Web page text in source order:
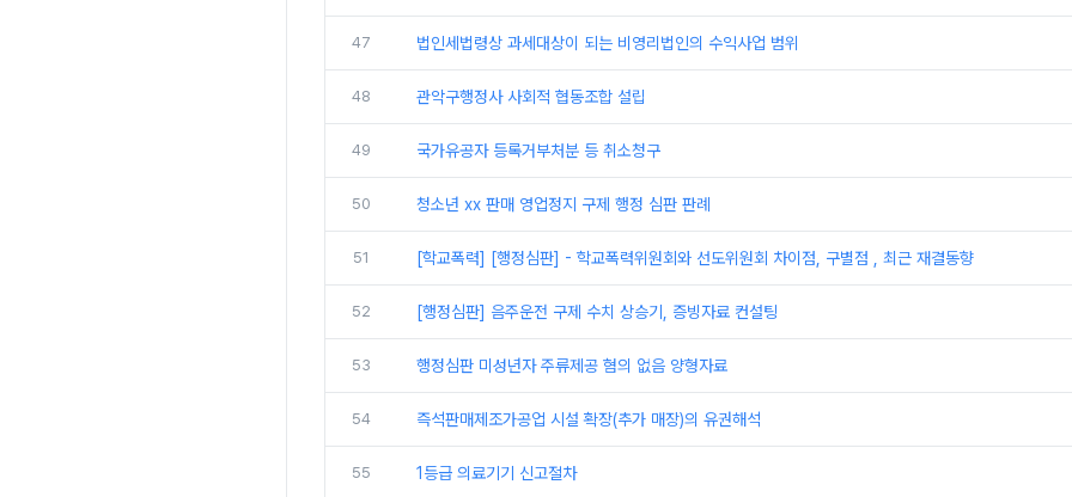
47 법인세법령상 과세대상이 되는 비영리법인의 수익사업 범위
48 관악구행정사 사회적 협동조합 설립
49 국가유공자 등록거부처분 등 취소청구
50 청소년 xx 판매 영업정지 구제 행정 심판 판례
51 [학교폭력] [행정심판] - 학교폭력위원회와 선도위원회 차이점, 구별점 , 최근 재결동향
52 [행정심판] 음주운전 구제 수치 상승기, 증빙자료 컨설팅
53 행정심판 미성년자 주류제공 혐의 없음 양형자료
54 즉석판매제조가공업 시설 확장(추가 매장)의 유권해석
55 1등급 의료기기 신고절차